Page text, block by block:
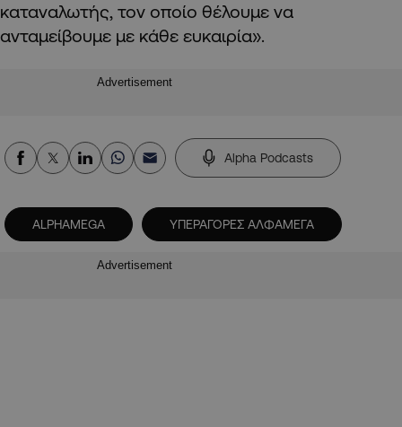
καταναλωτής, τον οποίο θέλουμε να
ανταμείβουμε με κάθε ευκαιρία».
Advertisement
Alpha Podcasts
ALPHAMEGA ΥΠΕΡΑΓΟΡΕΣ ΑΛΦΑΜΕΓΑ
Advertisement